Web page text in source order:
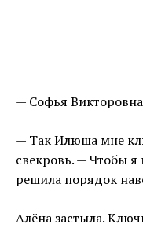
— Софья
— Так Илюша мне
свекровь. — Чтобы я
решила порядок
Алёна застыла.